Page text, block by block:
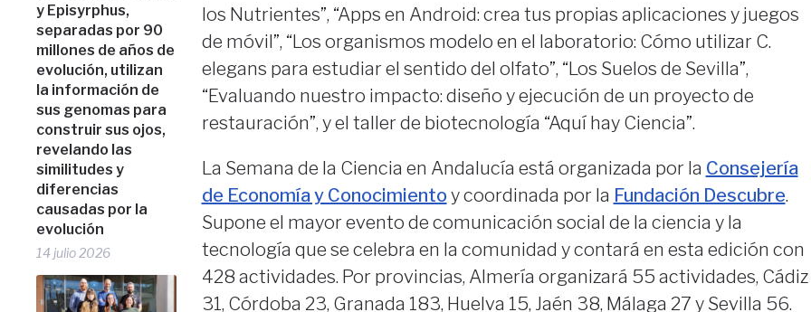
y Episyrphus,
separadas por 90
millones de años de
evolución, utilizan
la información de
sus genomas para
construir sus ojos,
revelando las
similitudes y
diferencias
causadas por la
evolución
14 julio 2026
los Nutrientes”, “Apps en Android: crea tus propias aplicaciones y juegos
de móvil”, “Los organismos modelo en el laboratorio: Cómo utilizar C.
elegans para estudiar el sentido del olfato”, “Los Suelos de Sevilla”,
“Evaluando nuestro impacto: diseño y ejecución de un proyecto de
restauración”, y el taller de biotecnología “Aquí hay Ciencia”.
La Semana de la Ciencia en Andalucía está organizada por la Consejería
de Economía y Conocimientoy coordinada por la Fundación Descubre.
Supone el mayor evento de comunicación social de la ciencia y la
tecnología que se celebra en la comunidad y contará en esta edición con
428 actividades. Por provincias, Almería organizará 55 actividades, Cádiz
31, Córdoba 23, Granada 183, Huelva 15, Jaén 38, Málaga 27 y Sevilla 56.